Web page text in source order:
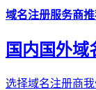
域名注册服务商
国内国外域
选择域名注册商